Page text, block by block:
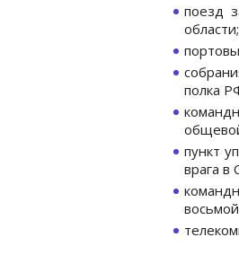
поезд
области;
полка
пункт
врага в